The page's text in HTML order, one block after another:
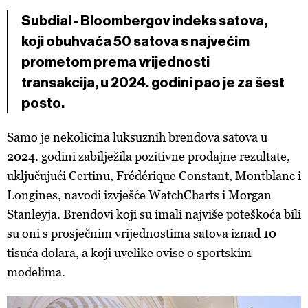
Subdial - Bloombergov indeks satova,
koji obuhvaća 50 satova s najvećim
prometom prema vrijednosti
transakcija, u 2024. godini pao je za šest
posto.
Samo je nekolicina luksuznih brendova satova u
2024. godini zabilježila pozitivne prodajne rezultate,
uključujući Certinu, Frédérique Constant, Montblanc i
Longines, navodi izvješće WatchCharts i Morgan
Stanleyja. Brendovi koji su imali najviše poteškoća bili
su oni s prosječnim vrijednostima satova iznad 10
tisuća dolara, a koji uvelike ovise o sportskim
modelima.